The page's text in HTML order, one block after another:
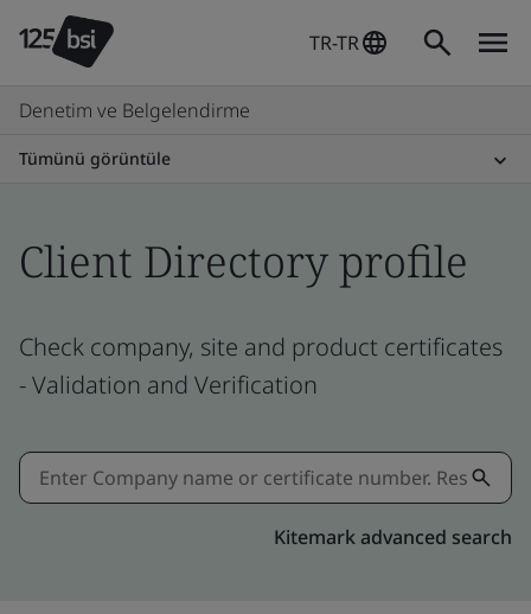
TR-TR
Denetim ve Belgelendirme
Tümünü görüntüle
Client Directory profile
Check company, site and product certificates
- Validation and Verification
Kitemark advanced search